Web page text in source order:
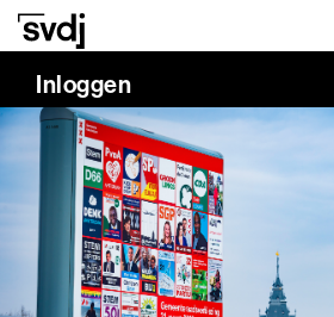
Naar hoofdinhoud
Inloggen